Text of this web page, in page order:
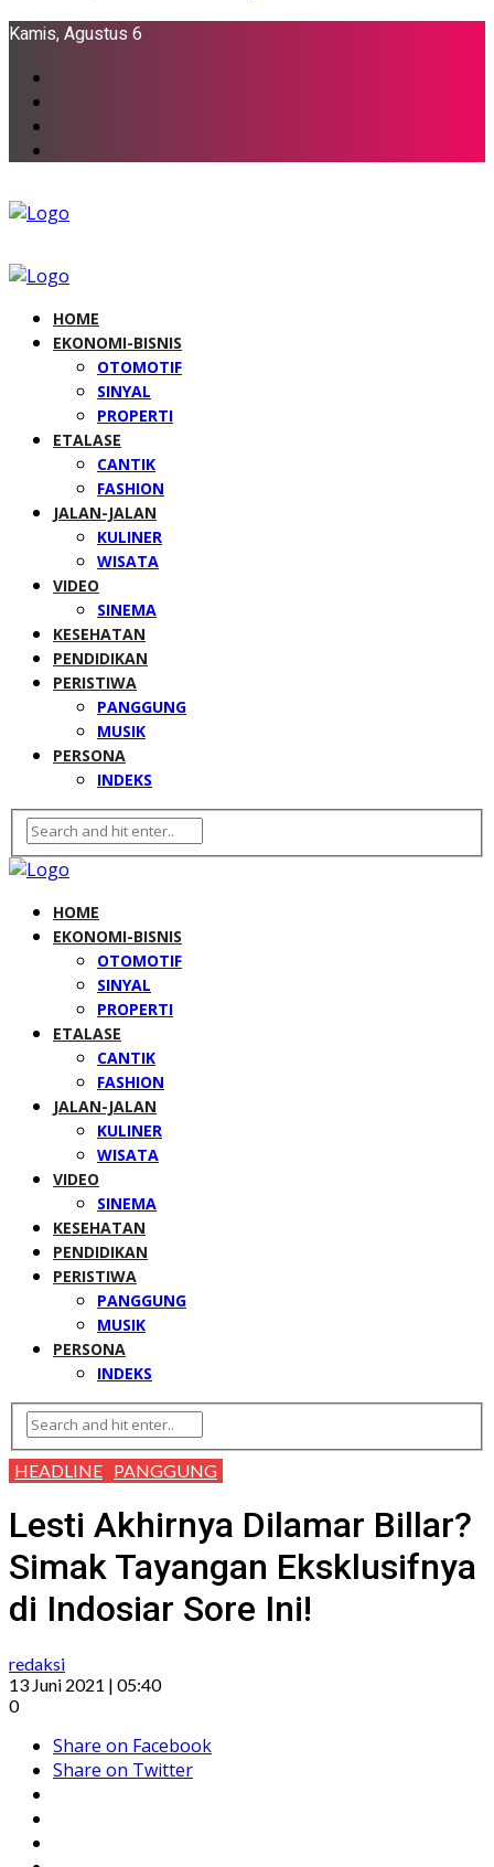
Kamis, Agustus 6
HOME
EKONOMI-BISNIS
OTOMOTIF
SINYAL
PROPERTI
ETALASE
CANTIK
FASHION
JALAN-JALAN
KULINER
WISATA
VIDEO
SINEMA
KESEHATAN
PENDIDIKAN
PERISTIWA
PANGGUNG
MUSIK
PERSONA
INDEKS
HOME
EKONOMI-BISNIS
OTOMOTIF
SINYAL
PROPERTI
ETALASE
CANTIK
FASHION
JALAN-JALAN
KULINER
WISATA
VIDEO
SINEMA
KESEHATAN
PENDIDIKAN
PERISTIWA
PANGGUNG
MUSIK
PERSONA
INDEKS
HEADLINE PANGGUNG
Lesti Akhirnya Dilamar Billar?
Simak Tayangan Eksklusifnya
di Indosiar Sore Ini!
redaksi
13 Juni 2021 | 05:40
0
Share on Facebook
Share on Twitter